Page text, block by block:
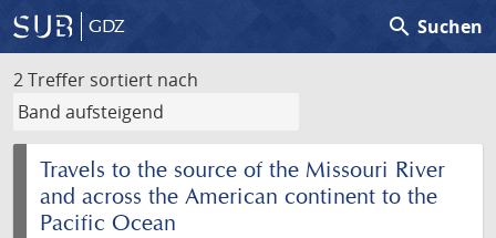
GDZ search Suchen
2 Treffer sortiert nach
Travels to the source of the Missouri River
and across the American continent to the
Pacific Ocean